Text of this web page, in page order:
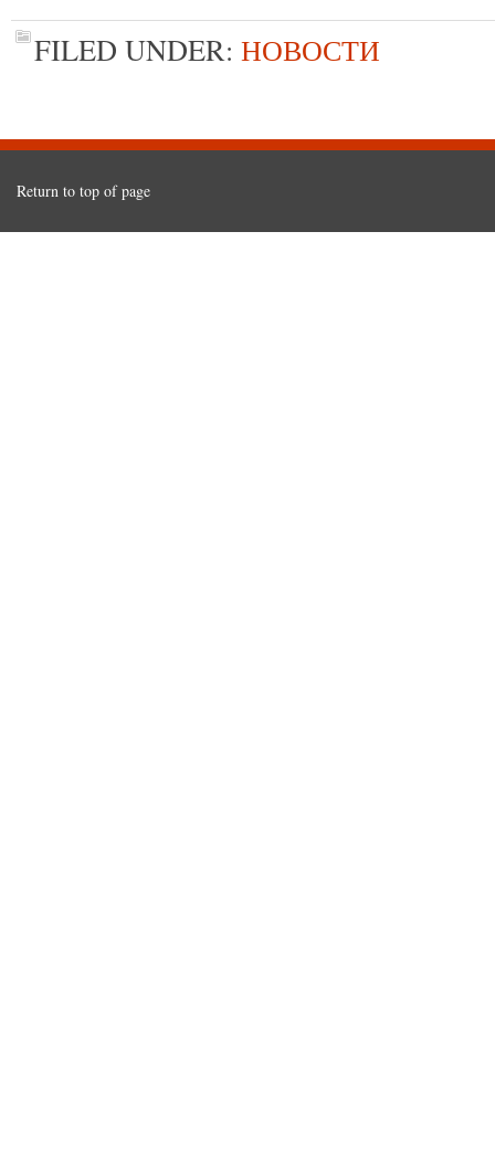
FILED UNDER: НОВОСТИ
Return to top of page